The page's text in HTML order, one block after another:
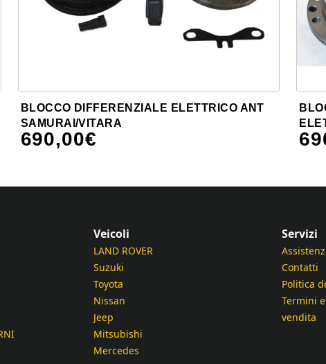
BLOCCO DIFFERENZIALE ELETTRICO ANT
SAMURAI/VITARA
690,00€
Veicoli
LAND ROVER
Suzuki
Toyota
Nissan
Jeep
Mitsubishi
Mercedes
Servizi
Contatti
Politica
Termini
vendita